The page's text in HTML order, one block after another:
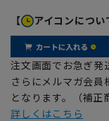
【 アイコンについ
注文画面でお急ぎ発
さらにメルマガ会
となります。（補正
詳しくはこちら